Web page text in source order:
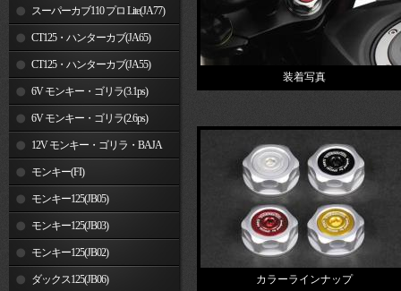
スーパーカブ110 プロ Lite(JA77)
CT125・ハンターカブ(JA65)
CT125・ハンターカブ(JA55)
6V モンキー・ゴリラ(3.1ps)
6V モンキー・ゴリラ(2.6ps)
12V モンキー・ゴリラ・BAJA
モンキー(FI)
モンキー125(JB05)
モンキー125(JB03)
モンキー125(JB02)
ダックス125(JB06)
装着写真
カラーラインナップ